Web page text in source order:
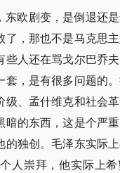
欧剧变，是倒退还
，那也不是马克思
人还在骂戈尔巴乔
，是有很多问题的
、孟什维克和社会
的东西，这是个严
独创。毛泽东实际
人崇拜，他实际上